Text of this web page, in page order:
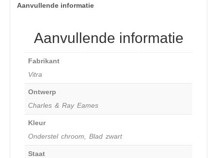
Aanvullende informatie
Aanvullende informatie
Fabrikant
Vitra
Ontwerp
Charles & Ray Eames
Kleur
Onderstel chroom, Blad zwart
Staat